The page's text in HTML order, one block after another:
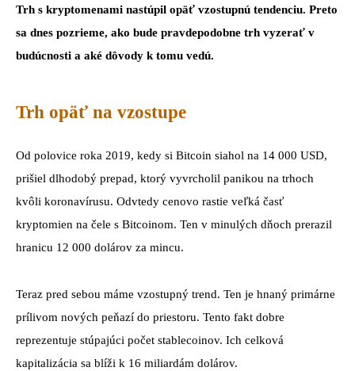
Trh s kryptomenami nastúpil opäť vzostupnú tendenciu. Preto
sa dnes pozrieme, ako bude pravdepodobne trh vyzerať v
budúcnosti a aké dôvody k tomu vedú.
Trh opäť na vzostupe
Od polovice roka 2019, kedy si Bitcoin siahol na 14 000 USD,
prišiel dlhodobý prepad, ktorý vyvrcholil panikou na trhoch
kvôli koronavírusu. Odvtedy cenovo rastie veľká časť
kryptomien na čele s Bitcoinom. Ten v minulých dňoch prerazil
hranicu 12 000 dolárov za mincu.
Teraz pred sebou máme vzostupný trend. Ten je hnaný primárne
prílivom nových peňazí do priestoru. Tento fakt dobre
reprezentuje stúpajúci počet stablecoinov. Ich celková
kapitalizácia sa blíži k 16 miliardám dolárov.